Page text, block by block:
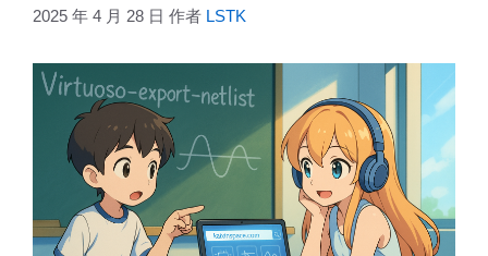
2025 年 4 月 28 日 作者 LSTK